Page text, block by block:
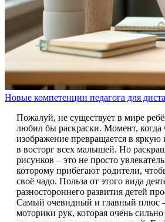
Новые компетенции педагога для
Пожалуй, не существует в мире
любил бы раскраски. Момент, когда
изображение превращается в яркую
в восторг всех малышей. Но
рисунков – это не просто
которому прибегают родители,
своё чадо. Польза от этого вида
разностороннего развития детей
Самый очевидный и главный плюс –
моторики рук, которая очень сильно